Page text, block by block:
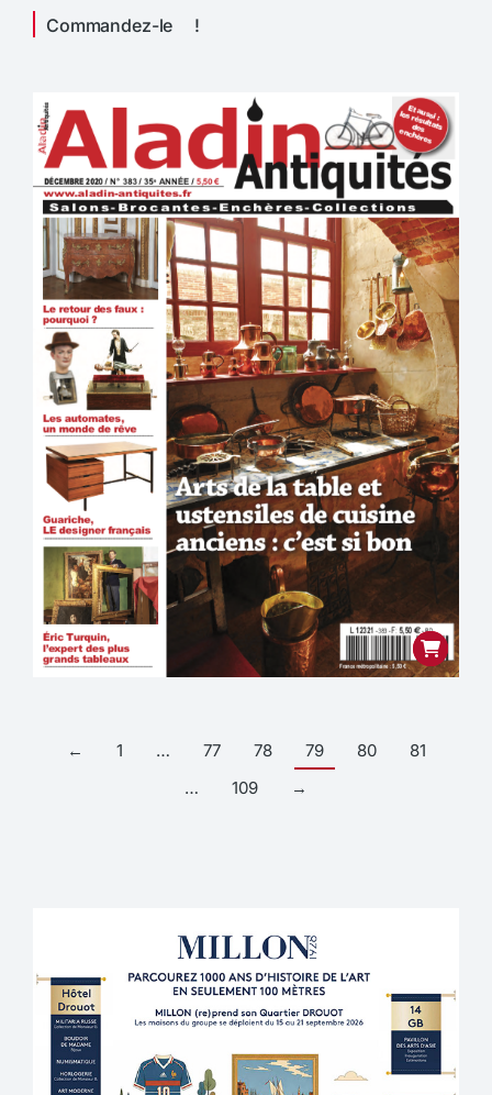
Commandez-le !
← 1 … 77 78 79 80
81
…
109 →